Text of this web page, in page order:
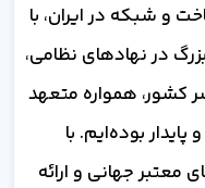
و شبکه در ایران، با
در نهادهای نظامی،
کشور، همواره متعهد
پایدار بوده‌ایم. با
معتبر جهانی و ارائه